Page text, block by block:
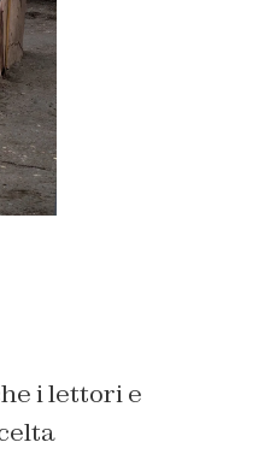
i lettori e